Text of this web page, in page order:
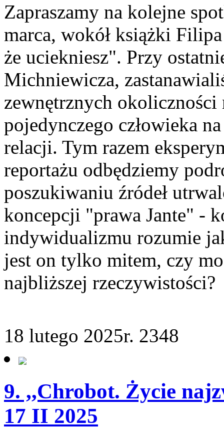
Zapraszamy na kolejne
marca, wokół książki
że uciekniesz". Przy
Michniewicza,
zewnętrznych
pojedynczego człowieka
relacji. Tym razem
reportażu odbędziemy
poszukiwaniu źródeł
koncepcji "prawa Jante" -
indywidualizmu rozumie
jest on tylko mitem, czy
najbliższej rzeczywistości?
18 lutego 2025r. 2348
9. ,,Chrobot. Życie
17 II 2025